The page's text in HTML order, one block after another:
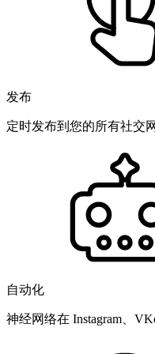
发布
定时发布到您的所有社交
自动化
神经网络在 Instagram、